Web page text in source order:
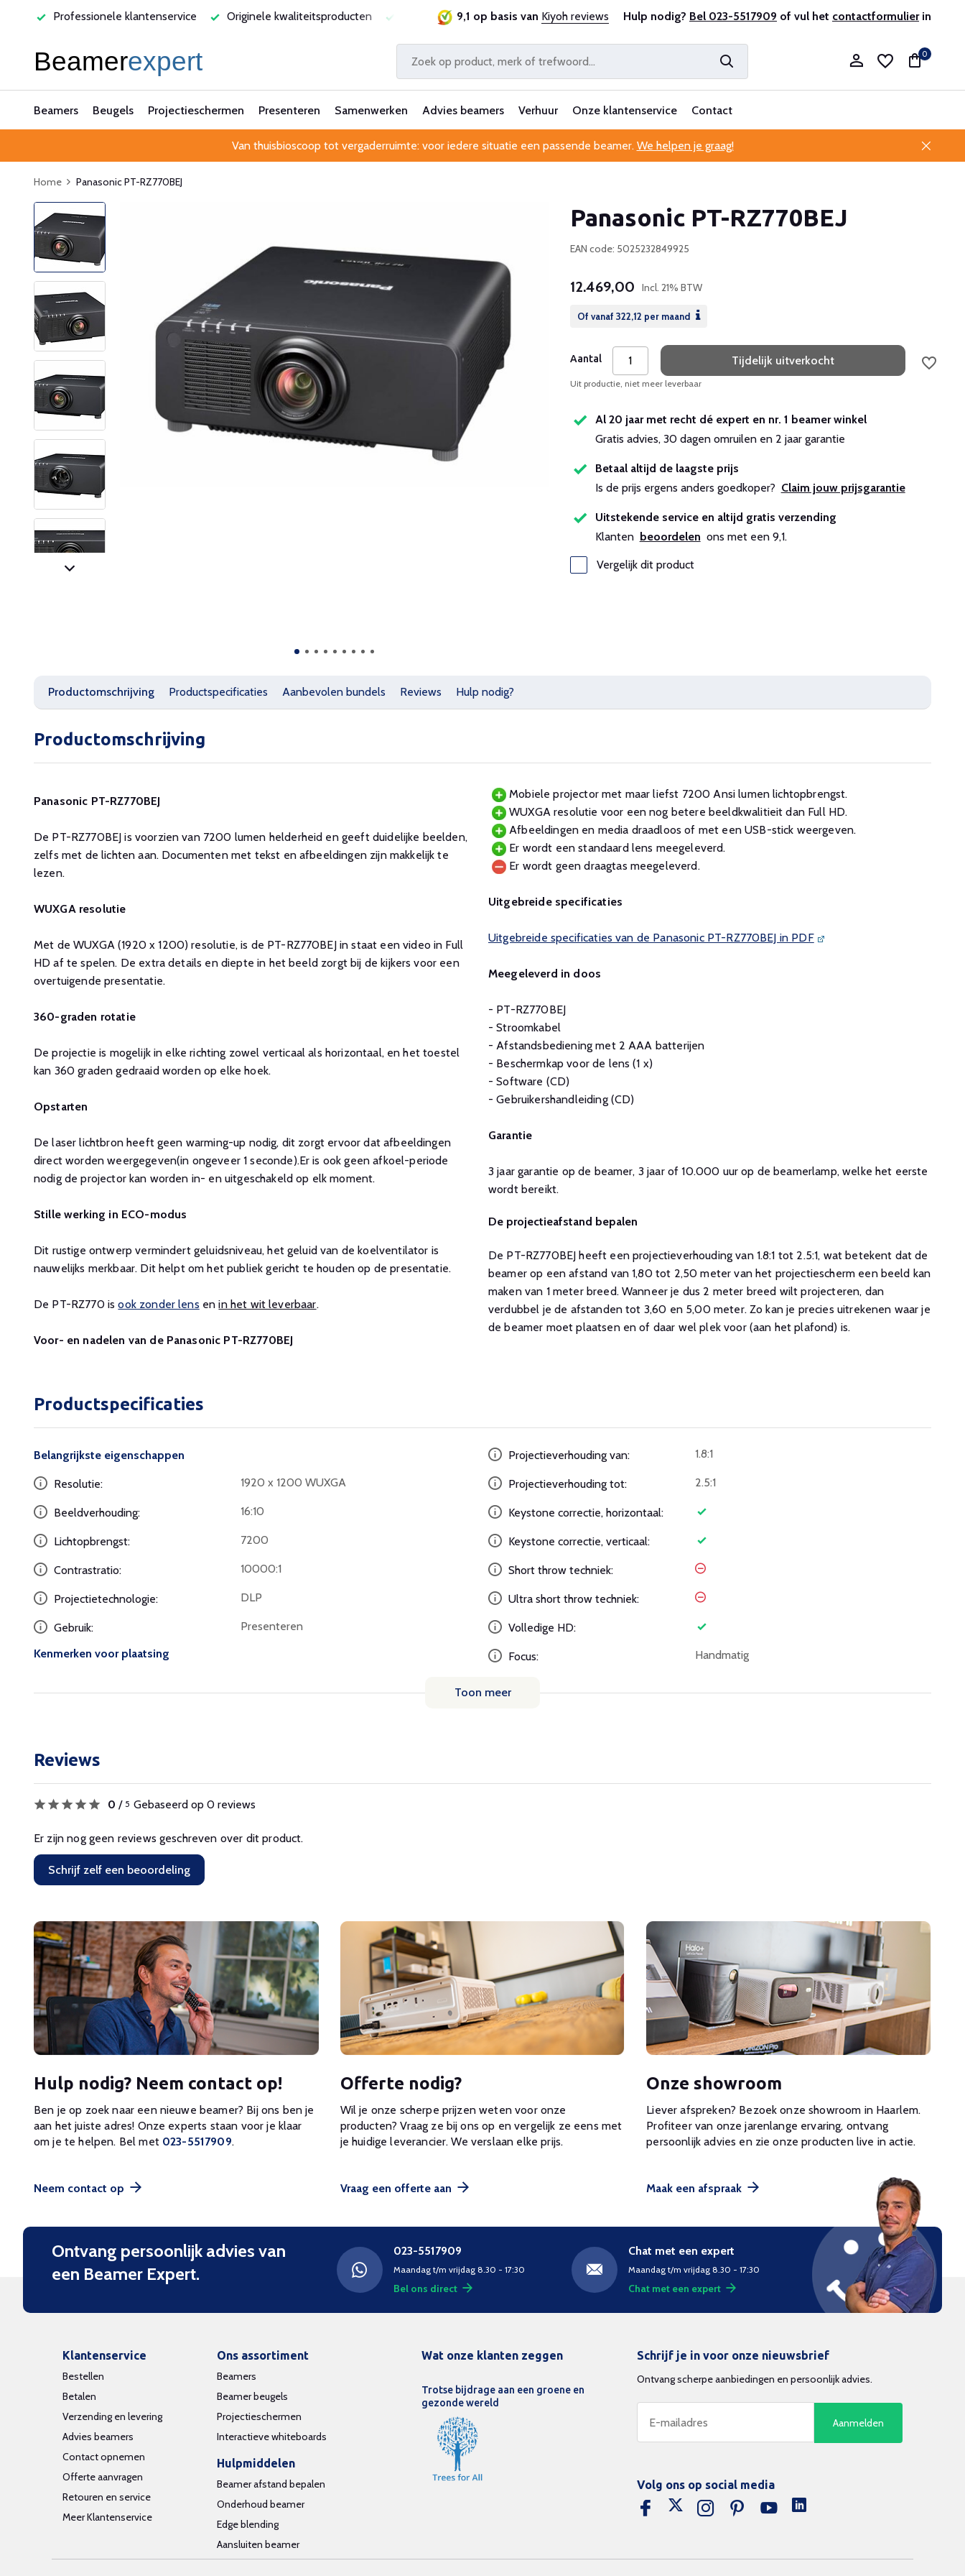
Professionele klantenservice Originele kwaliteitsproducten Laagste prijsgarantie Al 25 jaar betrouwbaar en ervaren Professionele klantenservice
9,1 op basis van Kiyoh reviews Hulp nodig? Bel 023-5517909 of vul het contactformulierin
Account aanmaken
0
Beamers Beugels Projectieschermen Presenteren Samenwerken Advies beamers Verhuur Onze klantenservice Contact
Van thuisbioscoop tot vergaderruimte: voor iedere situatie een passende beamer. We helpen je graag!
Home Panasonic PT-RZ770BEJ
Panasonic PT-RZ770BEJ
EAN code: 5025232849925
12.469,00 Incl. 21% BTW
Of vanaf 322,12 per maand
Aantal Tijdelijk uitverkocht
Uit productie, niet meer leverbaar
Al 20 jaar met recht dé expert en nr. 1 beamer winkel
Gratis advies, 30 dagen omruilen en 2 jaar garantie
Betaal altijd de laagste prijs
Is de prijs ergens anders goedkoper? Claim jouw prijsgarantie
Uitstekende service en altijd gratis verzending
Klanten beoordelen ons met een 9,1.
Vergelijk dit product
Productomschrijving Productspecificaties Aanbevolen bundels Reviews Hulp nodig?
Productomschrijving
Panasonic PT-RZ770BEJ
De PT-RZ770BEJ is voorzien van 7200 lumen helderheid en geeft duidelijke beelden,
zelfs met de lichten aan. Documenten met tekst en afbeeldingen zijn makkelijk te
lezen.
WUXGA resolutie
Met de WUXGA (1920 x 1200) resolutie, is de PT-RZ770BEJ in staat een video in Full
HD af te spelen. De extra details en diepte in het beeld zorgt bij de kijkers voor een
overtuigende presentatie.
360-graden rotatie
De projectie is mogelijk in elke richting zowel verticaal als horizontaal, en het toestel
kan 360 graden gedraaid worden op elke hoek.
Opstarten
De laser lichtbron heeft geen warming-up nodig, dit zorgt ervoor dat afbeeldingen
direct worden weergegeven(in ongeveer 1 seconde).Er is ook geen afkoel-periode
nodig de projector kan worden in- en uitgeschakeld op elk moment.
Stille werking in ECO-modus
Dit rustige ontwerp vermindert geluidsniveau, het geluid van de koelventilator is
nauwelijks merkbaar. Dit helpt om het publiek gericht te houden op de presentatie.
De PT-RZ770 isook zonder lens enin het wit leverbaar.
Voor- en nadelen van de Panasonic PT-RZ770BEJ
Mobiele projector met maar liefst 7200 Ansi lumen lichtopbrengst.
WUXGA resolutie voor een nog betere beeldkwalitieit dan Full HD.
Afbeeldingen en media draadloos of met een USB-stick weergeven.
Er wordt een standaard lens meegeleverd.
Er wordt geen draagtas meegeleverd.
Uitgebreide specificaties
Uitgebreide specificaties van de Panasonic PT-RZ770BEJ in PDF
Meegeleverd in doos
- PT-RZ770BEJ
- Stroomkabel
- Afstandsbediening met 2 AAA batterijen
- Beschermkap voor de lens (1 x)
- Software (CD)
- Gebruikershandleiding (CD)
Garantie
3 jaar garantie op de beamer, 3 jaar of 10.000 uur op de beamerlamp, welke het eerste
wordt bereikt.
De projectieafstand bepalen
De PT-RZ770BEJ heeft een projectieverhouding van 1.8:1 tot 2.5:1, wat betekent dat de
beamer op een afstand van 1,80 tot 2,50 meter van het projectiescherm een beeld kan
maken van 1 meter breed. Wanneer je dus 2 meter breed wilt projecteren, dan
verdubbel je de afstanden tot 3,60 en 5,00 meter. Zo kan je precies uitrekenen waar je
de beamer moet plaatsen en of daar wel plek voor (aan het plafond) is.
Productspecificaties
Belangrijkste eigenschappen
Resolutie: 1920 x 1200 WUXGA
Beeldverhouding: 16:10
Lichtopbrengst: 7200
Contrastratio: 10000:1
Projectietechnologie: DLP
Gebruik:
Presenteren
Kenmerken voor plaatsing
Projectieverhouding van: 1.8:1
Projectieverhouding tot: 2.5:1
Keystone correctie, horizontaal:
Keystone correctie, verticaal:
Short throw techniek:
Ultra short throw techniek:
Volledige HD:
Focus: Handmatig
Toon meer
Reviews
0 / 5 Gebaseerd op 0 reviews
Er zijn nog geen reviews geschreven over dit product.
Schrijf zelf een beoordeling
Hulp nodig? Neem contact op!
Ben je op zoek naar een nieuwe beamer? Bij ons ben je
aan het juiste adres! Onze experts staan voor je klaar
om je te helpen. Bel met 023-5517909.
Neem contact op
Offerte nodig?
Wil je onze scherpe prijzen weten voor onze
producten? Vraag ze bij ons op en vergelijk ze eens met
je huidige leverancier. We verslaan elke prijs.
Vraag een offerte aan
Onze showroom
Liever afspreken? Bezoek onze showroom in Haarlem.
Profiteer van onze jarenlange ervaring, ontvang
persoonlijk advies en zie onze producten live in actie.
Maak een afspraak
Ontvang persoonlijk advies van
een Beamer Expert.
023-5517909
Maandag t/m vrijdag 8.30 - 17:30
Bel ons direct
Chat met een expert
Maandag t/m vrijdag 8.30 - 17:30
Chat met een expert
Klantenservice
Bestellen
Betalen
Verzending en levering
Advies beamers
Contact opnemen
Offerte aanvragen
Retouren en service
Meer Klantenservice
Ons assortiment
Beamers
Beamer beugels
Projectieschermen
Interactieve whiteboards
Hulpmiddelen
Beamer afstand bepalen
Onderhoud beamer
Edge blending
Aansluiten beamer
Wat onze klanten zeggen
Trotse bijdrage aan een groene en
gezonde wereld
Schrijf je in voor onze nieuwsbrief
Ontvang scherpe aanbiedingen en persoonlijk advies.
Aanmelden
Volg ons op social media